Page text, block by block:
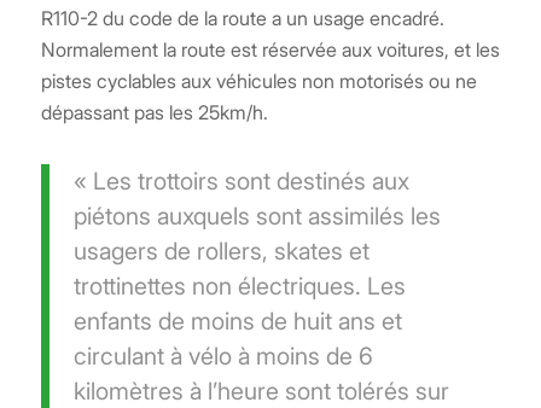
R110-2 du code de la route a un usage encadré.
Normalement la route est réservée aux voitures, et les
pistes cyclables aux véhicules non motorisés ou ne
dépassant pas les 25km/h.
« Les trottoirs sont destinés aux
piétons auxquels sont assimilés les
usagers de rollers, skates et
trottinettes non électriques. Les
enfants de moins de huit ans et
circulant à vélo à moins de 6
kilomètres à l’heure sont tolérés sur